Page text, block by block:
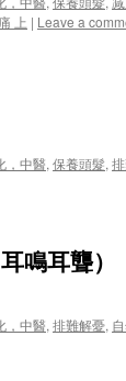
上 | Leave a
，中醫, 保養頭髮,
鳴耳聾）
，中醫, 排難解憂,